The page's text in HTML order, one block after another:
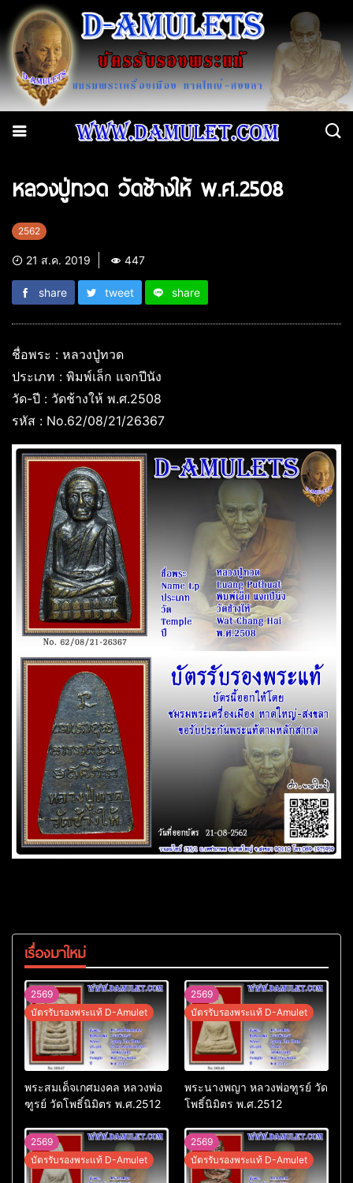
หลวงปู่ทวด วัดช้างให้ พ.ศ.2508
2562
21 ส.ค. 2019 447
share tweet share
ชื่อพระ : หลวงปู่ทวด
ประเภท : พิมพ์เล็ก แจกปีนัง
วัด-ปี : วัดช้างให้ พ.ศ.2508
รหัส : No.62/08/21/26367
เรื่องมาใหม่
2569
บัตรรับรองพระแท้ D-Amulet
พระสมเด็จเกศมงคล หลวงพ่อ
ฑูรย์ วัดโพธิ์นิมิตร พ.ศ.2512
2569
บัตรรับรองพระแท้ D-Amulet
พระนางพญา หลวงพ่อฑูรย์ วัด
โพธิ์นิมิตร พ.ศ.2512
2569
บัตรรับรองพระแท้ D-Amulet
2569
บัตรรับรองพระแท้ D-Amulet